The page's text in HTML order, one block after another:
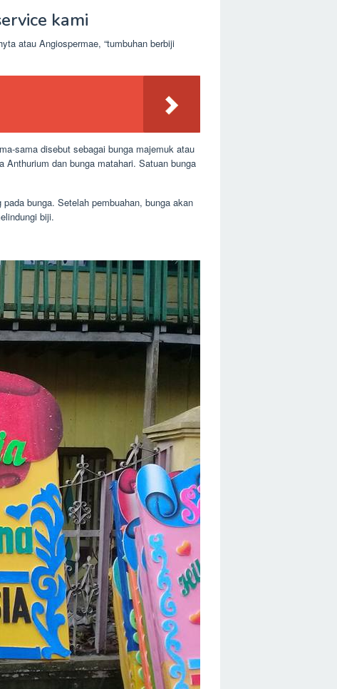
kami
atau Angiospermae, “tumbuhan berbiji
sama disebut sebagai bunga majemuk atau
dan bunga matahari. Satuan bunga
bunga. Setelah pembuahan, bunga akan
biji.